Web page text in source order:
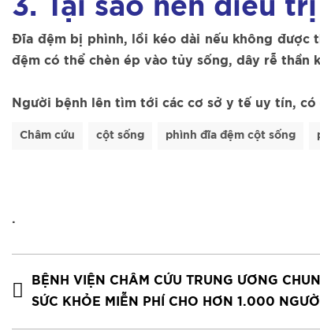
3. Tại sao nên điều
Đĩa đệm bị phình, lồi kéo dài nếu không được
đệm có thể chèn ép vào tủy sống, dây rễ thần
Người bệnh lên tìm tới các cơ sở y tế uy tín,
Châm cứu cột sống phình đĩa đệm cột sống
.
BỆNH VIỆN CHÂM CỨU TRUNG ƯƠNG
SỨC KHỎE MIỄN PHÍ CHO HƠN 1.000